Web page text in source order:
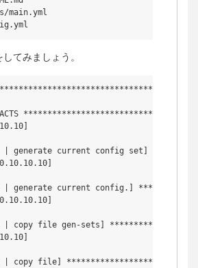
main.yml
てみましょう。
FACTS
| generate current config set]
| generate current config.]
| copy file gen-sets]
| copy file]